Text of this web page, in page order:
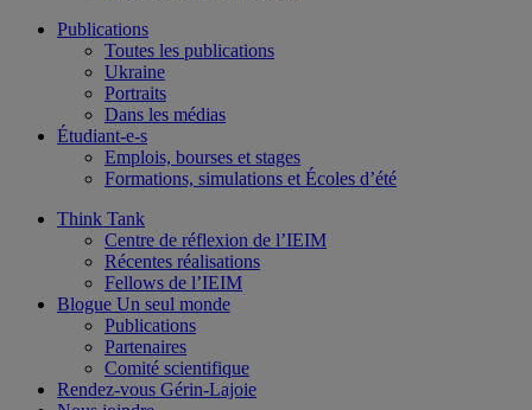
Publications
Toutes les publications
Ukraine
Portraits
Dans les médias
Étudiant-e-s
Emplois, bourses et stages
Formations, simulations et Écoles d’été
Think Tank
Centre de réflexion de l’IEIM
Récentes réalisations
Fellows de l’IEIM
Blogue Un seul monde
Publications
Partenaires
Comité scientifique
Rendez-vous Gérin-Lajoie